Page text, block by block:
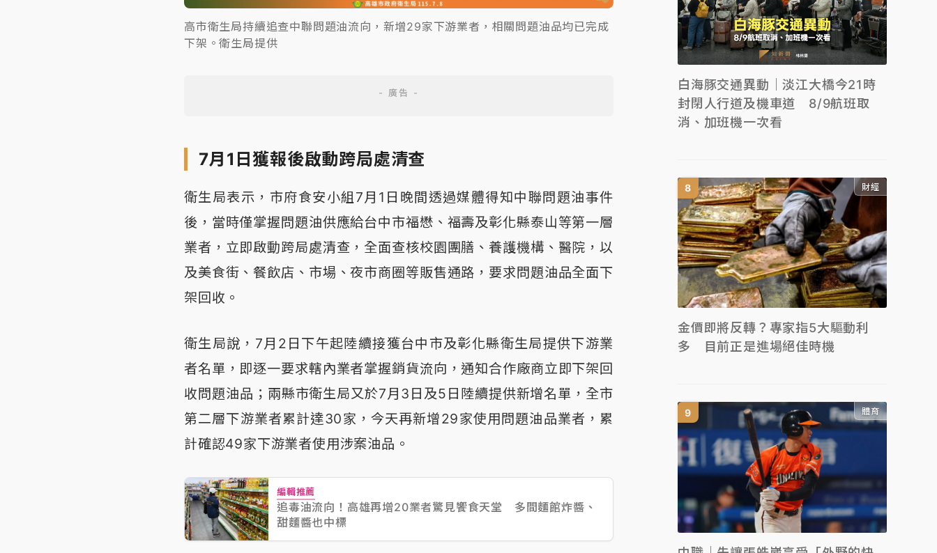
高市衛生局持續追查中聯問題油流向，新增29家下游業者，相關問題油品均已完成
下架。衛生局提供
7月1日獲報後啟動跨局處清查
衛生局表示，市府食安小組7月1日晚間透過媒體得知中聯問題油事件
後，當時僅掌握問題油供應給台中市福懋、福壽及彰化縣泰山等第一層
業者，立即啟動跨局處清查，全面查核校園團膳、養護機構、醫院，以
及美食街、餐飲店、市場、夜市商圈等販售通路，要求問題油品全面下
架回收。
衛生局說，7月2日下午起陸續接獲台中市及彰化縣衛生局提供下游業
者名單，即逐一要求轄內業者掌握銷貨流向，通知合作廠商立即下架回
收問題油品；兩縣市衛生局又於7月3日及5日陸續提供新增名單，全市
第二層下游業者累計達30家，今天再新增29家使用問題油品業者，累
計確認49家下游業者使用涉案油品。
編輯推薦
追毒油流向！高雄再增20業者驚見饗食天堂 多間麵館炸醬、
甜麵醬也中標
白海豚交通異動｜淡江大橋今21時
封閉人行道及機車道 8/9航班取
消、加班機一次看
財經
金價即將反轉？專家指5大驅動利
多 目前正是進場絕佳時機
體育